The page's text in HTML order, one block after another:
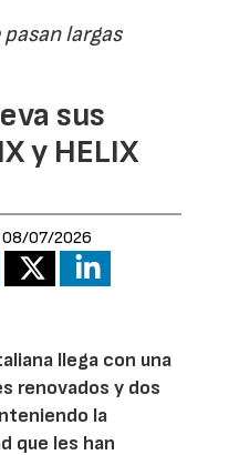
largas
sus
y HELIX
08/07/2026
llega con una
renovados y dos
la
que les han